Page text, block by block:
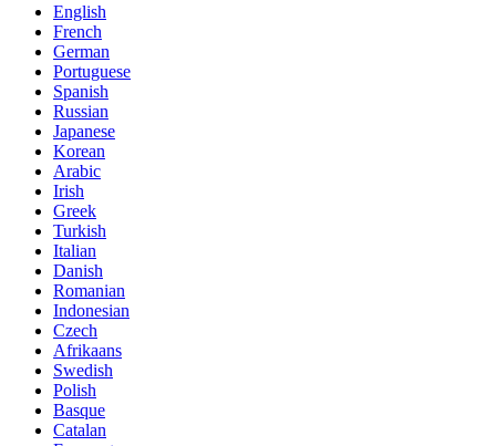
English
French
German
Portuguese
Spanish
Russian
Japanese
Korean
Arabic
Irish
Greek
Turkish
Italian
Danish
Romanian
Indonesian
Czech
Afrikaans
Swedish
Polish
Basque
Catalan